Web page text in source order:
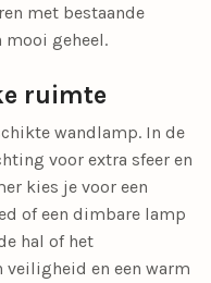
met bestaande
mooi geheel.
ruimte
wandlamp. In de
voor extra sfeer en
kies je voor een
of een dimbare lamp
hal of het
en een warm